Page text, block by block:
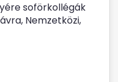
soförkollégák
Nemzetközi,